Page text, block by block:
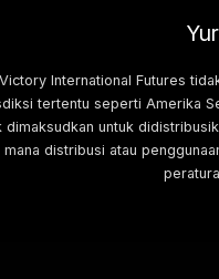
International Futures
tertentu seperti Amerika
dimaksudkan untuk
mana distribusi atau